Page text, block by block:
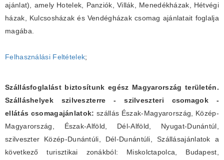
ajánlat), amely Hotelek, Panziók, Villák, Menedékházak, Hétvégi
házak, Kulcsosházak és Vendégházak csomag ajánlatait foglalja
magába.
Felhasználási Feltételek;
Szállásfoglalást biztosítunk egész Magyarország területén.
Szálláshelyek szilveszterre - szilveszteri csomagok -
ellátás csomagajánlatok: szállás Észak-Magyarország, Közép-
Magyarország, Észak-Alföld, Dél-Alföld, Nyugat-Dunántúl,
szilveszter Közép-Dunántúli, Dél-Dunántúli, Szállásajánlatok a
következő turisztikai zonákból: Miskolctapolca, Budapest,